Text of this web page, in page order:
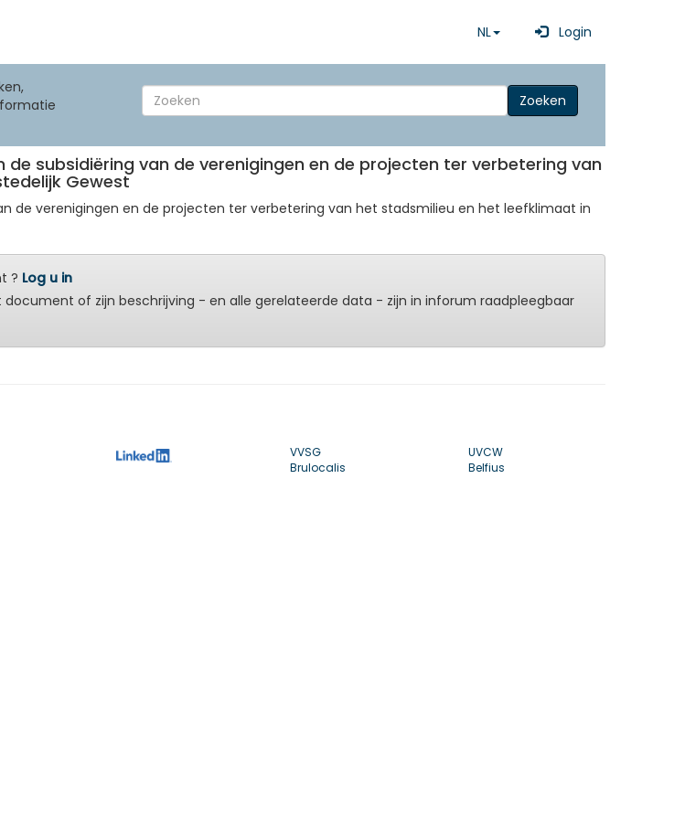
NL Login
Zoeken
en de subsidiëring van de verenigingen en de projecten ter verbetering van
Gewest
de verenigingen en de projecten ter verbetering van het stadsmilieu en het leefklimaat in
? Log u in
document of zijn beschrijving - en alle gerelateerde data - zijn in inforum raadpleegbaar
VVSG
Brulocalis
UVCW
Belfius